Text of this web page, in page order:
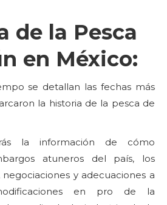
de la Pesca
en México:
se detallan las fechas más
la historia de la pesca de
la información de cómo
atuneros del país, los
y adecuaciones a
en pro de la